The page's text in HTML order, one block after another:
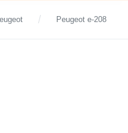
Peugeot e-208